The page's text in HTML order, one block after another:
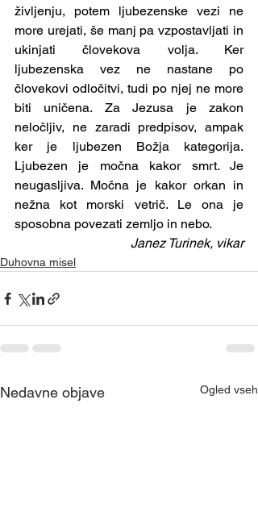
življenju, potem ljubezenske vezi ne
more urejati, še manj pa vzpostavljati in
ukinjati človekova volja. Ker
ljubezenska vez ne nastane po
človekovi odločitvi, tudi po njej ne more
biti uničena. Za Jezusa je zakon
neločljiv, ne zaradi predpisov, ampak
ker je ljubezen Božja kategorija.
Ljubezen je močna kakor smrt. Je
neugasljiva. Močna je kakor orkan in
nežna kot morski vetrič. Le ona je
sposobna povezati zemljo in nebo.
Janez Turinek, vikar
Duhovna misel
Nedavne objave Ogled vseh